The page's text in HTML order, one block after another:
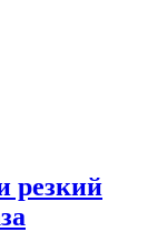
резкий